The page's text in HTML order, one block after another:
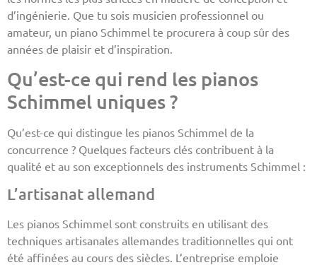
d’ingénierie. Que tu sois musicien professionnel ou
amateur, un piano Schimmel te procurera à coup sûr des
années de plaisir et d’inspiration.
Qu’est-ce qui rend les pianos
Schimmel uniques ?
Qu’est-ce qui distingue les pianos Schimmel de la
concurrence ? Quelques facteurs clés contribuent à la
qualité et au son exceptionnels des instruments Schimmel :
L’artisanat allemand
Les pianos Schimmel sont construits en utilisant des
techniques artisanales allemandes traditionnelles qui ont
été affinées au cours des siècles. L’entreprise emploie